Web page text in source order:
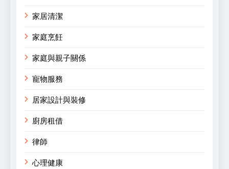
家居清潔
家庭烹飪
家庭與親子關係
寵物服務
居家設計與裝修
廚房租借
律師
心理健康